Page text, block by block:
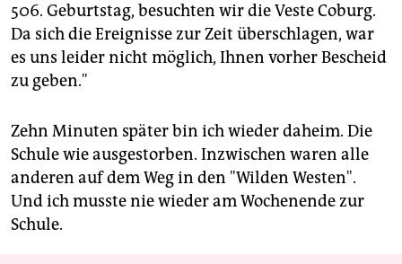
506. Geburtstag, besuchten wir die Veste Coburg.
Da sich die Ereignisse zur Zeit überschlagen, war
es uns leider nicht möglich, Ihnen vorher Bescheid
zu geben."
Zehn Minuten später bin ich wieder daheim. Die
Schule wie ausgestorben. Inzwischen waren alle
anderen auf dem Weg in den "Wilden Westen".
Und ich musste nie wieder am Wochenende zur
Schule.